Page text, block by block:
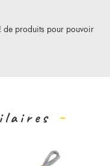
de produits pour pouvoir